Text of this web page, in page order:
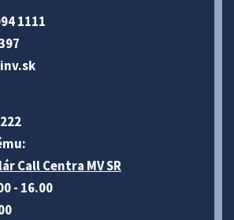
1111
.sk
Call Centra MV SR
- 16.00